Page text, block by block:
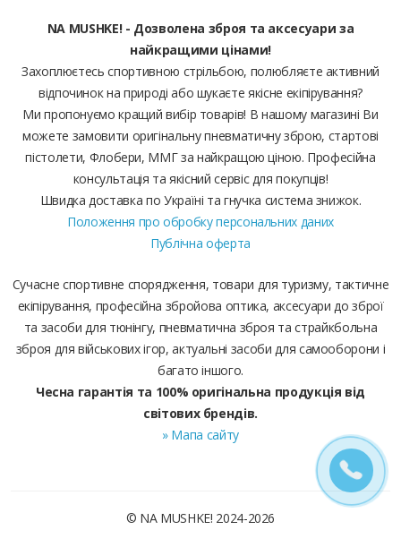
NA MUSHKE! - Дозволена зброя та аксесуари за
найкращими цінами!
Захоплюєтесь спортивною стрільбою, полюбляєте активний
відпочинок на природі або шукаєте якісне екіпірування?
Ми пропонуємо кращий вибір товарів! В нашому магазині Ви
можете замовити оригінальну пневматичну зброю, стартові
пістолети, Флобери, ММГ за найкращою ціною. Професійна
консультація та якісний сервіс для покупців!
Швидка доставка по Україні та гнучка система знижок.
Положення про обробку персональних даних
Публічна оферта
Сучасне спортивне спорядження, товари для туризму, тактичне
екіпірування, професійна збройова оптика, аксесуари до зброї
та засоби для тюнінгу, пневматична зброя та страйкбольна
зброя для військових ігор, актуальні засоби для самооборони і
багато іншого.
Чесна гарантія та 100% оригінальна продукція від
світових брендів.
» Мапа сайту
© NA MUSHKE! 2024-2026